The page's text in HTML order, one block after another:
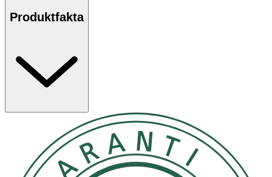
Produktfakta